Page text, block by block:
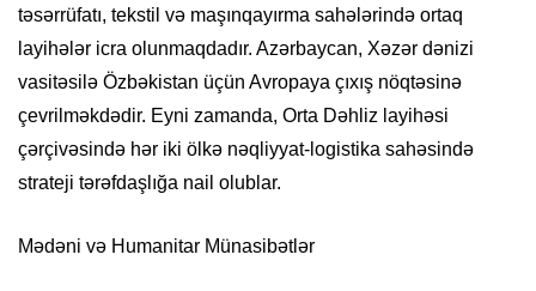
təsərrüfatı, tekstil və maşınqayırma sahələrində ortaq
layihələr icra olunmaqdadır. Azərbaycan, Xəzər dənizi
vasitəsilə Özbəkistan üçün Avropaya çıxış nöqtəsinə
çevrilməkdədir. Eyni zamanda, Orta Dəhliz layihəsi
çərçivəsində hər iki ölkə nəqliyyat-logistika sahəsində
strateji tərəfdaşlığa nail olublar.
Mədəni və Humanitar Münasibətlər